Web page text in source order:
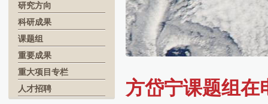
研究方向
科研成果
课题组
重要成果
重大项目专栏
人才招聘
方岱宁课题组在